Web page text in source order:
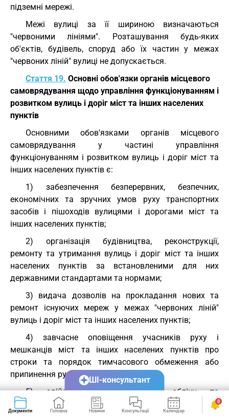
підземні мережі.
Межі вулиці за її шириною визначаються
"червоними лініями". Розташування будь-яких
об'єктів, будівель, споруд або їх частин у межах
"червоних ліній" вулиці не допускається.
Стаття 19. Основні обов'язки органів місцевого
самоврядування щодо управління функціонуванням і
розвитком вулиць і доріг міст та інших населених
пунктів
Основними обов'язками органів місцевого
самоврядування у частині управління
функціонуванням і розвитком вулиць і доріг міст та
інших населених пунктів є:
1) забезпечення безперервних, безпечних,
економічних та зручних умов руху транспортних
засобів і пішоходів вулицями і дорогами міст та
інших населених пунктів;
2) організація будівництва, реконструкції,
ремонту та утримання вулиць і доріг міст та інших
населених пунктів за встановленими для них
державними стандартами та нормами;
3) видача дозволів на прокладання нових та
ремонт існуючих мереж у межах "червоних ліній"
вулиць і доріг міст та інших населених пунктів;
4) завчасне оповіщення учасників руху і
мешканців міст та інших населених пунктів про
строки та порядок тимчасового обмеження або
припинення руху транспортних засобів;
5) здійснення статистичного обліку та
паспортизації вулиць і доріг міст та інших населених
пунктів;
Документи Головна Новини Консультації Календар Сервіси
0
ШІ-консультант